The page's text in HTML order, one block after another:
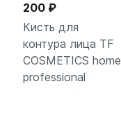
В корзину
200 ₽
Кисть для
контура лица TF
COSMETICS home
professional